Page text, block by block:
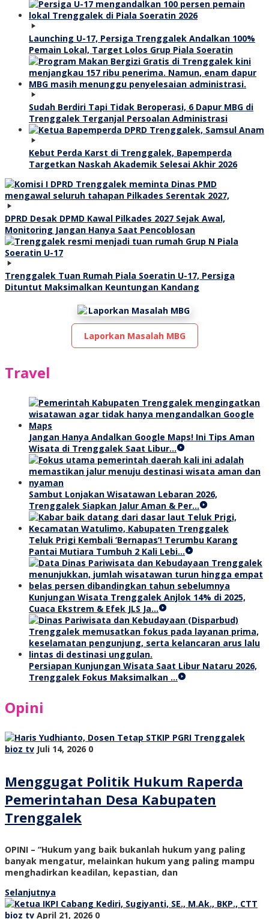
Launching U-17, Persiga Trenggalek Andalkan 100%
Pemain Lokal, Target Lolos Grup Piala Soeratin
Sudah Berdiri Tapi Tidak Beroperasi, 6 Dapur MBG di
Trenggalek Terganjal Persoalan Administrasi
Kebut Perda Karst di Trenggalek, Bapemperda
Targetkan Naskah Akademik Selesai Akhir 2026
DPRD Desak DPMD Kawal Pilkades 2027 Sejak Awal,
Monitoring Jangan Hanya Saat Pencoblosan
Trenggalek Tuan Rumah Piala Soeratin U-17, Persiga
Dituntut Maksimalkan Keuntungan Kandang
Laporkan Masalah MBG
Travel
Jangan Hanya Andalkan Google Maps! Ini Tips Aman
Wisata di Trenggalek Saat Libur…
Sambut Lonjakan Wisatawan Lebaran 2026,
Trenggalek Siapkan Jalur Aman & Per…
Teluk Prigi Kembali ‘Bernapas’! Terumbu Karang
Pantai Mutiara Tumbuh 2 Kali Lebi…
Kunjungan Wisata Trenggalek Anjlok 14% di 2025,
Cuaca Ekstrem & Efek JLS Ja…
Persiapan Kunjungan Wisata Saat Libur Nataru 2026,
Trenggalek Fokus Maksimalkan …
Opini
bioz tv Juli 14, 2026 0
Menggugat Politik Hukum Raperda
Pemerintahan Desa Kabupaten
Trenggalek
OPINI – “Hukum yang baik bukanlah hukum yang paling
banyak mengatur, melainkan hukum yang paling mampu
menghadirkan keadilan, kepastian, dan
Selanjutnya
bioz tv April 21, 2026 0